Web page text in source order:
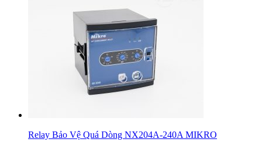
Relay Bảo Vệ Quá Dòng NX204A-240A MIKRO